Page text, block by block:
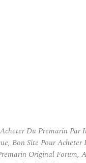
Du Premarin
Bon Site Pour
Original